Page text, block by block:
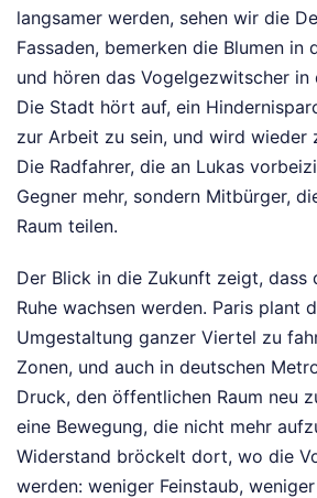
langsamer werden, sehen wir die
Fassaden, bemerken die Blumen in
und hören das Vogelgezwitscher in
Die Stadt hört auf, ein
zur Arbeit zu sein, und wird wieder
Die Radfahrer, die an Lukas
Gegner mehr, sondern Mitbürger,
Raum teilen.
Der Blick in die Zukunft zeigt, dass
Ruhe wachsen werden. Paris plant
Umgestaltung ganzer Viertel zu
Zonen, und auch in deutschen
Druck, den öffentlichen Raum neu
eine Bewegung, die nicht mehr
Widerstand bröckelt dort, wo die
werden: weniger Feinstaub,